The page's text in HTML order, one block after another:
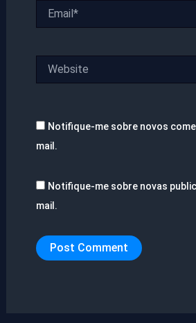
Notifique-me sobre novos
mail.
Notifique-me sobre novas
mail.